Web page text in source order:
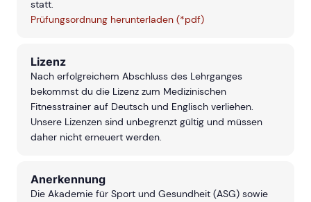
statt.
Prüfungsordnung herunterladen (*pdf)
Lizenz
Nach erfolgreichem Abschluss des Lehrganges
bekommst du die Lizenz zum Medizinischen
Fitnesstrainer auf Deutsch und Englisch verliehen.
Unsere Lizenzen sind unbegrenzt gültig und müssen
daher nicht erneuert werden.
Anerkennung
Die Akademie für Sport und Gesundheit (ASG) sowie